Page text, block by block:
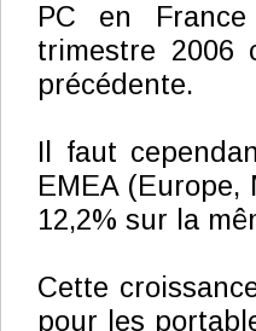
PC en
trimestre 2006
précédente.
Il faut
EMEA
12,2% sur la
Cette
pour les